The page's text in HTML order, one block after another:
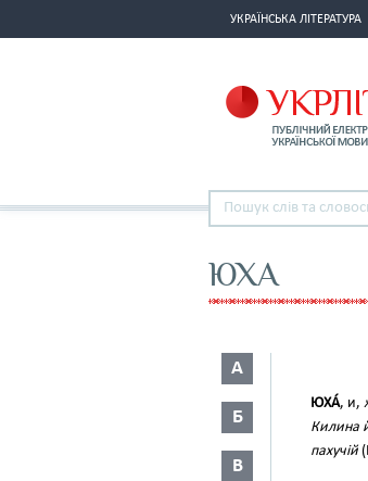
УКРАЇНСЬКА ЛІТЕРАТУРА
ЮХА
А
Б
В
ЮХА́, и,
Килина
пахучій